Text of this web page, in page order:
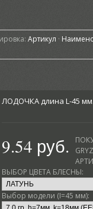
Артикул ·
ЛОДОЧКА длина L-45 мм.
9.54 руб.
ВЫБОР ЦВЕТА БЛЕСНЫ:
Выбор модели (I=45 мм):